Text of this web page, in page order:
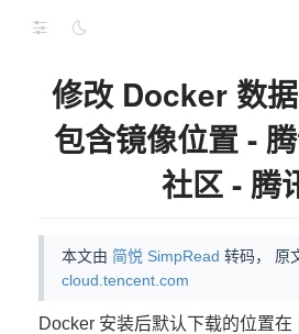
修改 Docker 数据
包含镜像位置 -
社区 - 腾
本文由 简悦 SimpRead 转码， 原
cloud.tencent.com
Docker 安装后默认下载的位置在